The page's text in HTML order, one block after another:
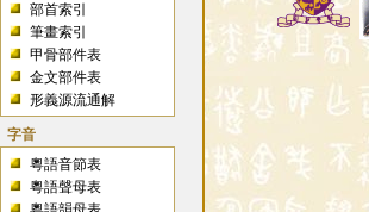
部首索引
筆畫索引
甲骨部件表
金文部件表
形義源流通解
字音
粵語音節表
粵語聲母表